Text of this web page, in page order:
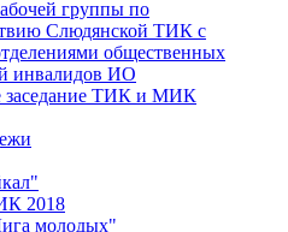
группы по
Слюдянской ТИК с
общественных
инвалидов ИО
заседание ТИК и МИК
2018
молодых"